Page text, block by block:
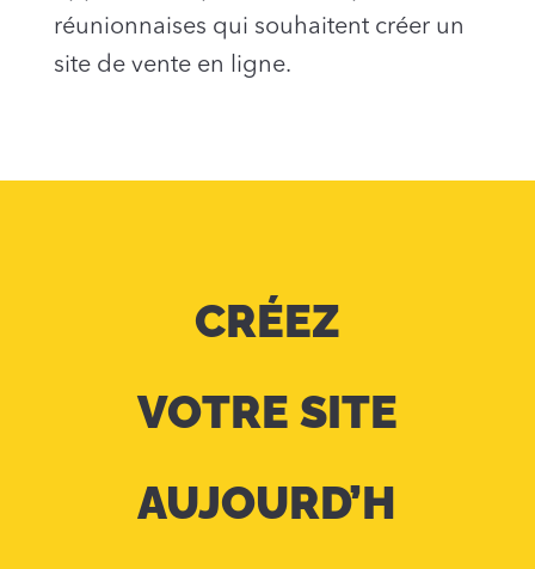
réunionnaises qui souhaitent créer un
site de vente en ligne.
CRÉEZ
VOTRE SITE
AUJOURD’H